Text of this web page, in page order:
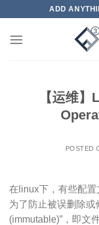
ADD
【运维
POSTED
在linux下，有些配置
为了防止被误删除或
(immutable)”，即文